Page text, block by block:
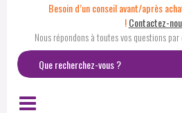
Besoin d’un conseil avant/après
! Contactez-
Nous répondons à toutes vos questions